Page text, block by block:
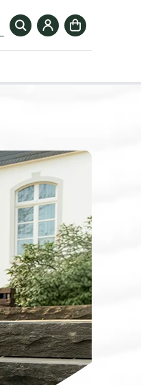
Zum
Krombacher-
Account
Zur
Kasse